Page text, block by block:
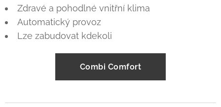
Zdravé a pohodlné vnitřní klima
Automatický provoz
Lze zabudovat kdekoli
Combi Comfort